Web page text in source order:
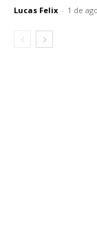
Lucas Felix - 1 de